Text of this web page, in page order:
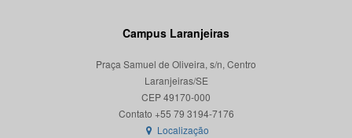
Campus Laranjeiras
Praça Samuel de Oliveira, s/n, Centro
Laranjeiras/SE
CEP 49170-000
Localização